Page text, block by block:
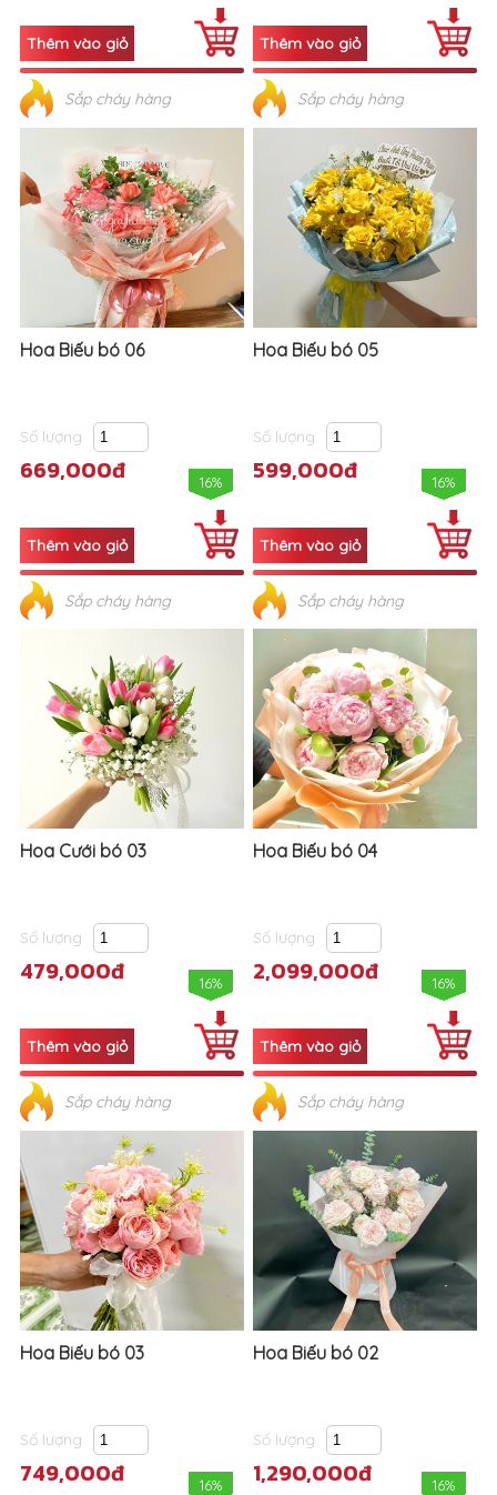
Sắp cháy hàng Sắp cháy hàng
Hoa Biếu bó 06
Số lượng
669,000đ 16%
Sắp cháy hàng
Hoa Biếu bó 05
Số lượng
599,000đ 16%
Sắp cháy hàng
Hoa Cưới bó 03
Số lượng
479,000đ 16%
Sắp cháy hàng
Hoa Biếu bó 04
Số lượng
2,099,000đ 16%
Sắp cháy hàng
Hoa Biếu bó 03
Số lượng
749,000đ 16%
Hoa Biếu bó 02
Số lượng
1,290,000đ 16%